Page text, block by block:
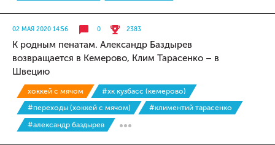
02 МАЯ 2020 14:56 0 2383
К родным пенатам. Александр Баздырев
возвращается в Кемерово, Клим Тарасенко – в
Швецию
хоккей с мячом
#хк кузбасс (кемерово)
#переходы (хоккей с мячом)
#климентий тарасенко
#александр баздырев